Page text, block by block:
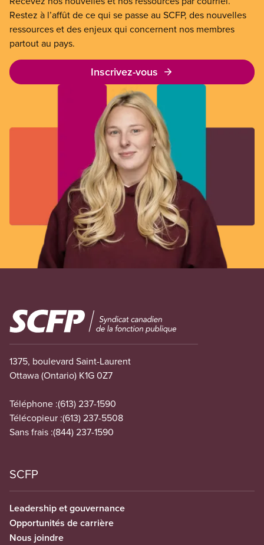
Restez à l’affût de ce qui se passe au SCFP, des nouvelles
ressources et des enjeux qui concernent nos membres
partout au pays.
Inscrivez-vous
Image
1375, boulevard Saint-Laurent
Ottawa (Ontario) K1G 0Z7
Téléphone :(613) 237-1590
Télécopieur :(613) 237-5508
Sans frais :(844) 237-1590
SCFP
Leadership et gouvernance
Opportunités de carrière
Nous joindre